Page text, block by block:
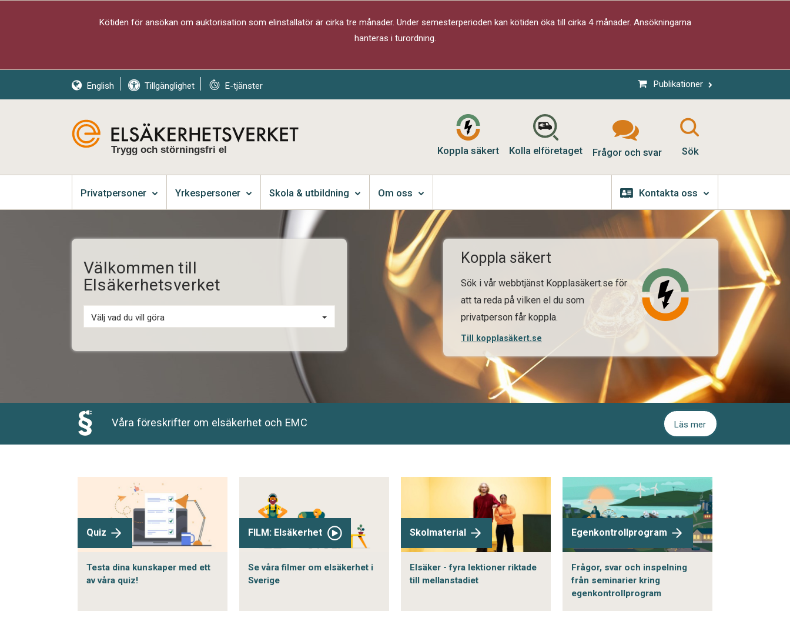
Kötiden för ansökan om auktorisation som elinstallatör är cirka tre månader. Under semesterperioden kan kötiden öka till cirka 4 månader. Ansökningarna
hanteras i turordning.
English Tillgänglighet E-tjänster Publikationer
Trygg och störningsfri el Koppla säkert Kolla elföretaget Frågor och svar Sök
Privatpersoner Yrkespersoner Skola & utbildning Om oss Kontakta oss
Välkommen till
Elsäkerhetsverket
Välj vad du vill göra
Koppla säkert
Sök i vår webbtjänst Kopplasäkert.se för
att ta reda på vilken el du som
privatperson får koppla.
Till kopplasäkert.se
Våra föreskrifter om elsäkerhet och EMC Läs mer
Quiz
Testa dina kunskaper med ett
av våra quiz!
FILM: Elsäkerhet
Se våra filmer om elsäkerhet i
Sverige
Skolmaterial
Elsäker - fyra lektioner riktade
till mellanstadiet
Egenkontrollprogram
Frågor, svar och inspelning
från seminarier kring
egenkontrollprogram